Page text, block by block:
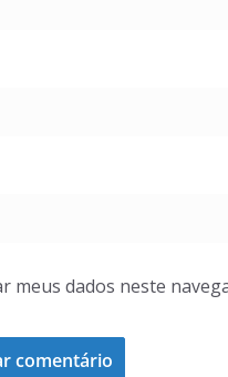
meus dados neste